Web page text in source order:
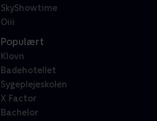
SkyShowtime
Oiii
Populært
Klovn
Badehotellet
Sygeplejeskolen
X Factor
Bachelor